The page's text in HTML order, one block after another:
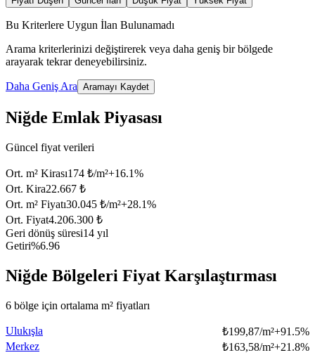
Bu Kriterlere Uygun İlan Bulunamadı
Arama kriterlerinizi değiştirerek veya daha geniş bir bölgede
arayarak tekrar deneyebilirsiniz.
Daha Geniş Ara Aramayı Kaydet
Niğde Emlak Piyasası
Güncel fiyat verileri
Ort. m² Kirası174 ₺/m²+16.1%
Ort. Kira22.667 ₺
Ort. m² Fiyatı30.045 ₺/m²+28.1%
Ort. Fiyat4.206.300 ₺
Geri dönüş süresi14 yıl
Getiri%6.96
Niğde Bölgeleri Fiyat Karşılaştırması
6 bölge için ortalama m² fiyatları
Ulukışla ₺199,87/m²+91.5%
Merkez
₺163,58/m²+21.8%